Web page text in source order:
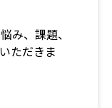
み、課題、
ただきま